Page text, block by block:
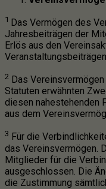
1 Das Vermögen des
Jahresbeiträgen der
Erlös aus den
2 Das
Statuten erwähnten
diesen nahestehenden
aus dem
3 Für die
das Vereinsvermögen.
Mitglieder für die
ausgeschlossen. Die
die Zustimmung